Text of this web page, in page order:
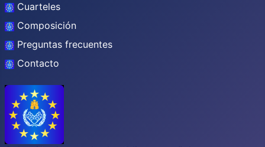
Cuarteles
Composición
Preguntas frecuentes
Contacto